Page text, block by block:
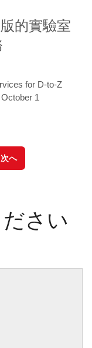
版的實驗室
for D-to-Z
1
次へ
さい